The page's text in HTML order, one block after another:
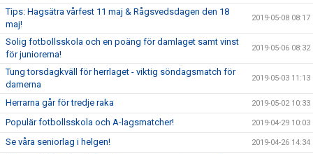
Tips: Hagsätra vårfest 11 maj & Rågsvedsdagen den 18
maj!
2019-05-08 08:17
Solig fotbollsskola och en poäng för damlaget samt vinst
för juniorerna!
2019-05-06 08:32
Tung torsdagkväll för herrlaget - viktig söndagsmatch för
damerna
2019-05-03 11:13
Herrarna går för tredje raka 2019-05-02 10:33
Populär fotbollsskola och A-lagsmatcher! 2019-04-29 10:03
Se våra seniorlag i helgen! 2019-04-26 14:34